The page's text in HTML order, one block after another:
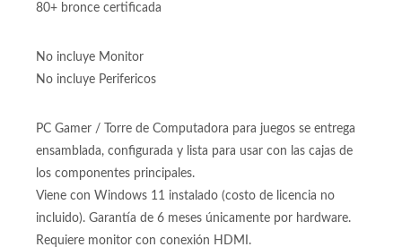
Fuente de poder Varias 700W 80+ de 700 Watts Reales
80+ bronce certificada
No incluye Monitor
No incluye Perifericos
PC Gamer / Torre de Computadora para juegos se entrega
ensamblada, configurada y lista para usar con las cajas de
los componentes principales.